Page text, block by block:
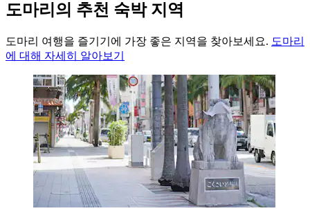
도마리의 추천 숙박 지역
도마리 여행을 즐기기에 가장 좋은 지역을 찾아보세요. 도마리
에 대해 자세히 알아보기